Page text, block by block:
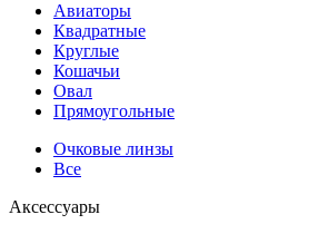
Авиаторы
Квадратные
Круглые
Кошачьи
Овал
Прямоугольные
Очковые линзы
Все
Аксессуары